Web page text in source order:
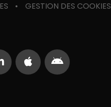
GESTION DES COOKIES